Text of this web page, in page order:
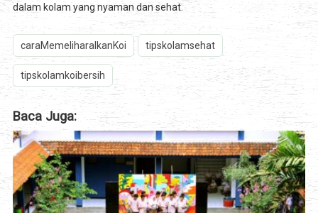
dalam kolam yang nyaman dan sehat.
caraMemeliharaIkanKoi tipskolamsehat
tipskolamkoibersih
Baca Juga: